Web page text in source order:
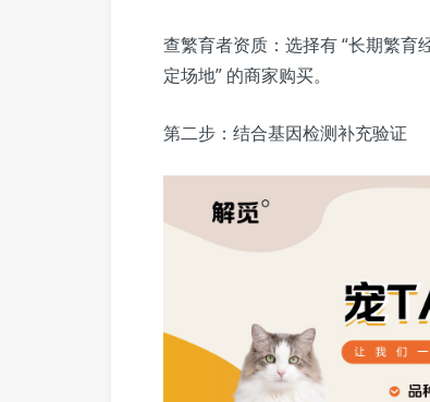
查繁育者资质：选择有 “长期繁育
定场地” 的商家购买。
第二步：结合基因检测补充验证